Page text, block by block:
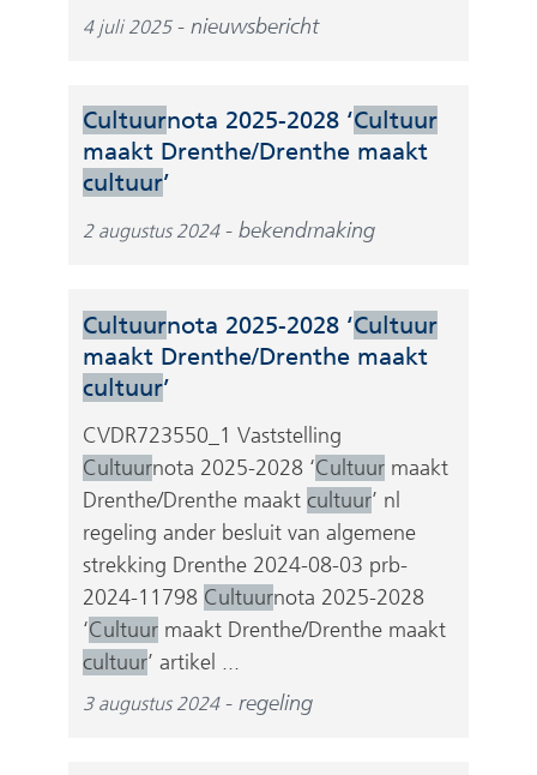
4 juli 2025 nieuwsbericht
Cultuurnota 2025-2028 ‘Cultuur
maakt Drenthe/Drenthe maakt
cultuur’(
e
i
j
t
n
a
a
r
e
n
n
2 augustus 2024 bekendmaking
Cultuurnota 2025-2028 ‘Cultuur
maakt Drenthe/Drenthe maakt
cultuur’(
e
r
w
i
j
s
t
n
a
CVDR723550_1 Vaststelling
Cultuurnota 2025-2028 ‘Cultuurmaakt
Drenthe/Drenthe maakt cultuur’ nl
regeling ander besluit van algemene
strekking Drenthe 2024-08-03 prb-
2024-11798 Cultuurnota 2025-2028
‘Cultuurmaakt Drenthe/Drenthe maakt
cultuur’ artikel ...
3 augustus 2024 regeling